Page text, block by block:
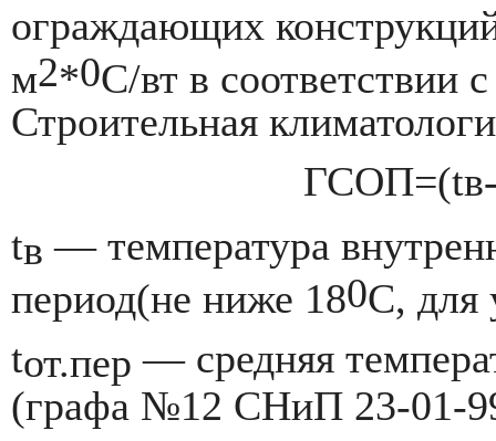
ограждающих
м2*0С/вт в
Строительная
tв — температура
период(не ниже 180С, для
tот.пер — средняя
(графа №12 СНиП 23-01-